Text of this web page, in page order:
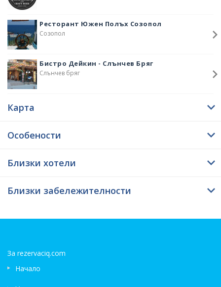
Ресторант Южен Полъх Созопол
Созопол
Бистро Дейкин - Слънчев Бряг
Слънчев бряг
Карта
Особености
Близки хотели
Близки забележителности
За rezervaciq.com
Начало